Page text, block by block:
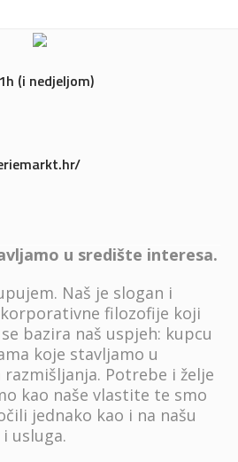
(i nedjeljom)
u središte interesa.
Naš je slogan i
filozofije koji
bazira naš uspjeh: kupcu
koje stavljamo u
Potrebe i želje
kao naše vlastite te smo
jednako kao i na našu
usluga.